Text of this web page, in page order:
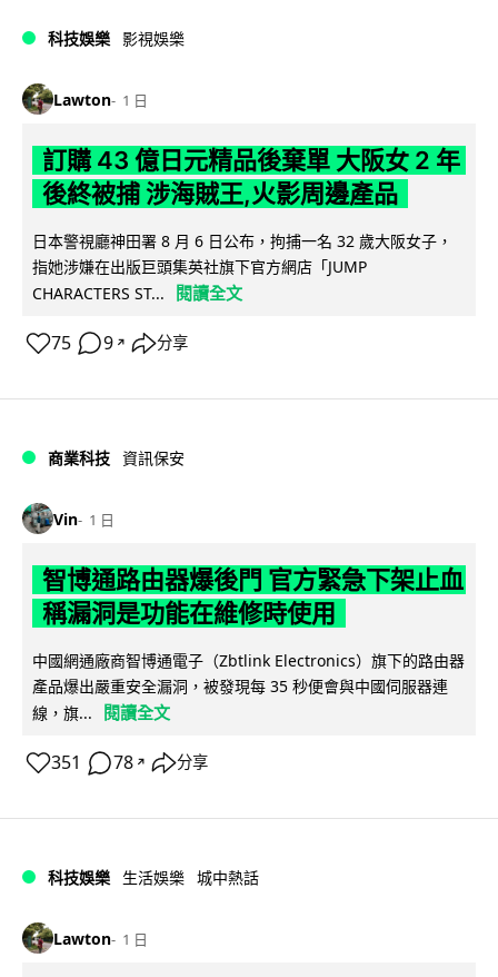
科技娛樂 影視娛樂
Lawton 1 日
訂購 43 億日元精品後棄單 大阪女 2 年
後終被捕 涉海賊王,火影周邊產品
日本警視廳神田署 8 月 6 日公布，拘捕一名 32 歲大阪女子，
指她涉嫌在出版巨頭集英社旗下官方網店「JUMP
CHARACTERS ST...
閱讀全文
75 9 ↗ 分享
商業科技 資訊保安
Vin 1 日
智博通路由器爆後門 官方緊急下架止血
稱漏洞是功能在維修時使用
中國網通廠商智博通電子（Zbtlink Electronics）旗下的路由器
產品爆出嚴重安全漏洞，被發現每 35 秒便會與中國伺服器連
線，旗...
閱讀全文
351 78 ↗ 分享
科技娛樂 生活娛樂 城中熱話
Lawton 1 日